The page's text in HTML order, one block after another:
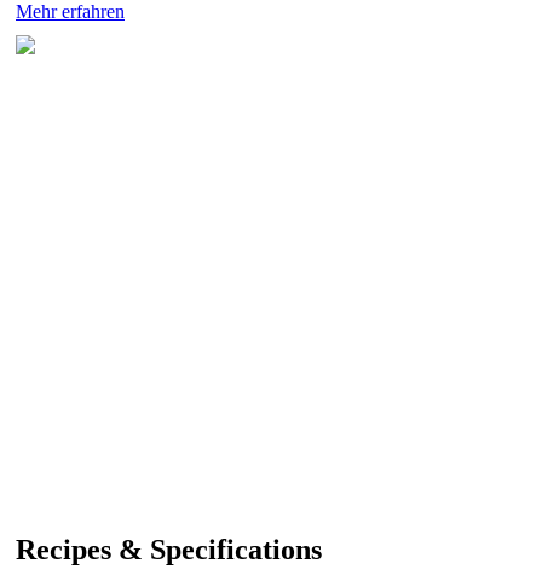
Mehr erfahren
Recipes & Specifications